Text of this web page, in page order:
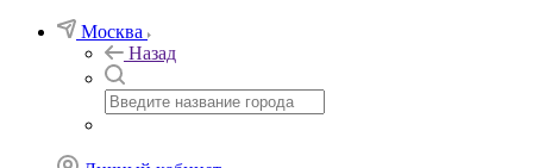
Москва
Назад